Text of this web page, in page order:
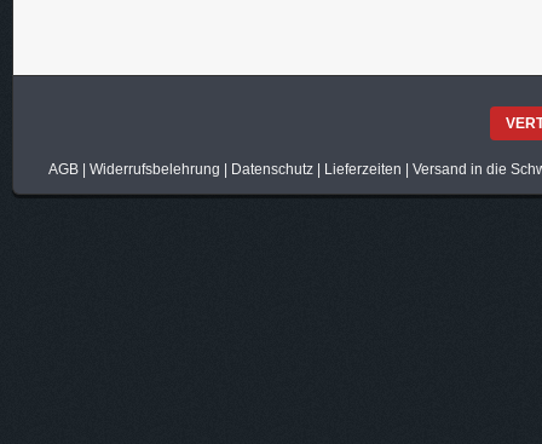
AGB| Widerrufsbelehrung Datenschutz| Lieferzeiten Versand in die